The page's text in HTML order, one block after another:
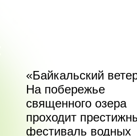
«Байкальский
На побережье
священного озера
проходит
фестиваль водных